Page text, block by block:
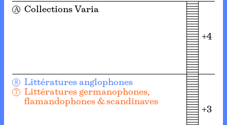
A Collections Varia
+4
8 Littératures anglophones
7
Littératures germanophones,
flamandophones & scandinaves
+3